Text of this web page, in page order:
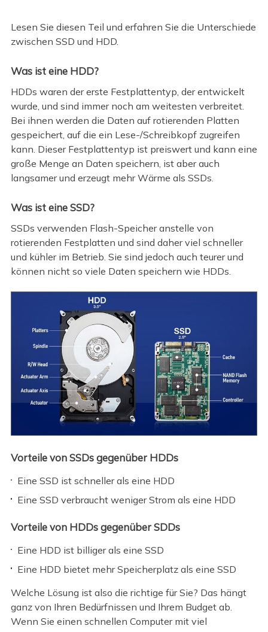
Lesen Sie diesen Teil und erfahren Sie die Unterschiede
zwischen SSD und HDD.
Was ist eine HDD?
HDDs waren der erste Festplattentyp, der entwickelt
wurde, und sind immer noch am weitesten verbreitet.
Bei ihnen werden die Daten auf rotierenden Platten
gespeichert, auf die ein Lese-/Schreibkopf zugreifen
kann. Dieser Festplattentyp ist preiswert und kann eine
große Menge an Daten speichern, ist aber auch
langsamer und erzeugt mehr Wärme als SSDs.
Was ist eine SSD?
SSDs verwenden Flash-Speicher anstelle von
rotierenden Festplatten und sind daher viel schneller
und kühler im Betrieb. Sie sind jedoch auch teurer und
können nicht so viele Daten speichern wie HDDs.
Vorteile von SSDs gegenüber HDDs
Eine SSD ist schneller als eine HDD
Eine SSD verbraucht weniger Strom als eine HDD
Vorteile von HDDs gegenüber SDDs
Eine HDD ist billiger als eine SSD
Eine HDD bietet mehr Speicherplatz als eine SSD
Welche Lösung ist also die richtige für Sie? Das hängt
ganz von Ihren Bedürfnissen und Ihrem Budget ab.
Wenn Sie einen schnellen Computer mit viel